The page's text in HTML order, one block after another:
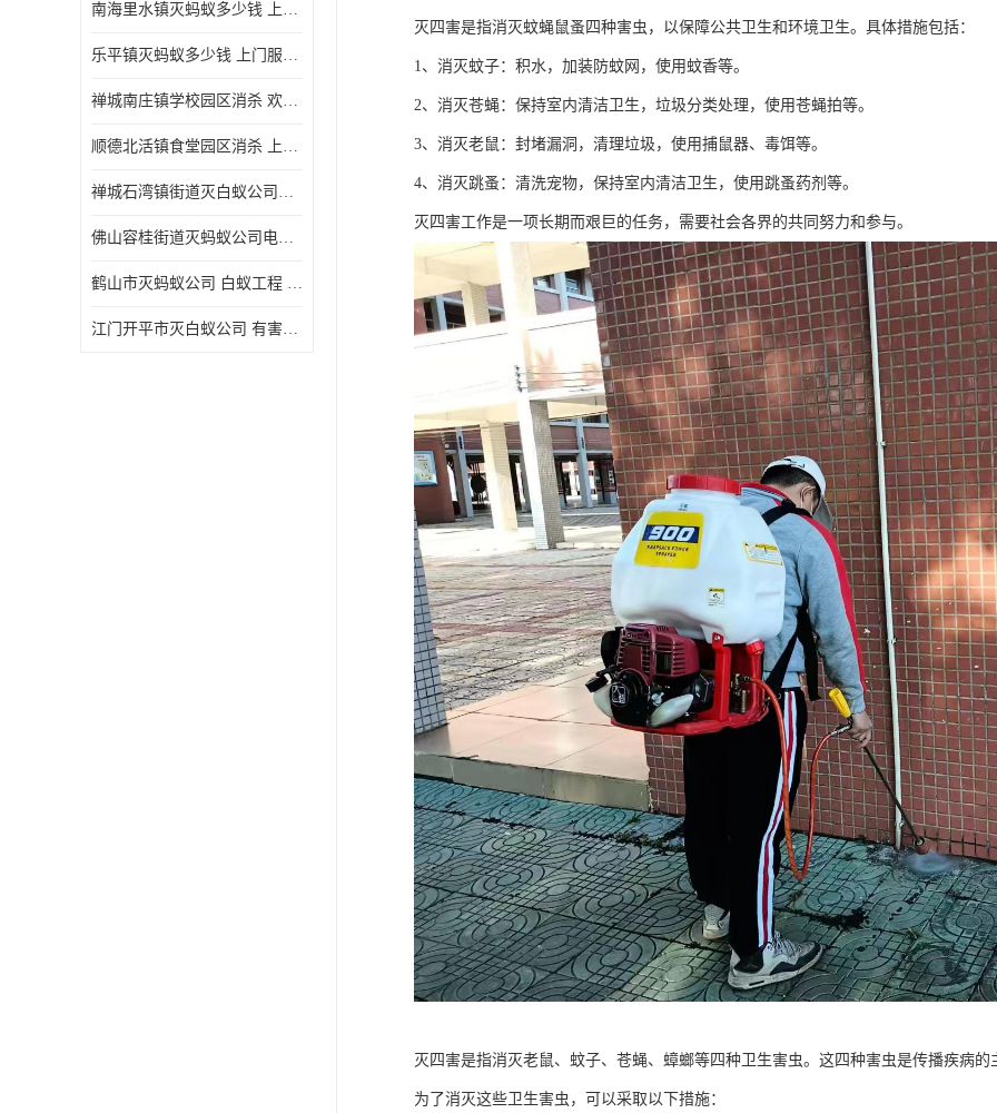
南海里水镇灭蚂蚁多少钱 上门服务 确定方案
乐平镇灭蚂蚁多少钱 上门服务 确定方案
禅城南庄镇学校园区消杀 欢迎电话咨询 价格优惠
顺德北活镇食堂园区消杀 上门服务 确定方案
禅城石湾镇街道灭白蚁公司电话 病媒生物防治 上门服务 确定方案
佛山容桂街道灭蚂蚁公司电话 白蚁防治 上门服务 确定方案
鹤山市灭蚂蚁公司 白蚁工程 欢迎电话咨询 价格优惠
江门开平市灭白蚁公司 有害生物防治 上门服务 确定方案
灭四害是指消灭蚊蝇鼠蚤四种害虫，以保障公共卫生和环境卫生。具体措施包括：
1、消灭蚊子：积水，加装防蚊网，使用蚊香等。
2、消灭苍蝇：保持室内清洁卫生，垃圾分类处理，使用苍蝇拍等。
3、消灭老鼠：封堵漏洞，清理垃圾，使用捕鼠器、毒饵等。
4、消灭跳蚤：清洗宠物，保持室内清洁卫生，使用跳蚤药剂等。
灭四害工作是一项长期而艰巨的任务，需要社会各界的共同努力和参与。
灭四害是指消灭老鼠、蚊子、苍蝇、蟑螂等四种卫生害虫。这四种害虫是传播疾病
为了消灭这些卫生害虫，可以采取以下措施：